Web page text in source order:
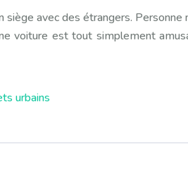
avec des étrangers.
voiture est tout simplement
urbains